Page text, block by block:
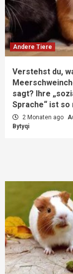
Andere Tiere
Verstehst du,
sagt? Ihre
Sprache“ ist so
2 Monaten ago
Bytyqi